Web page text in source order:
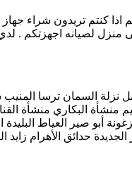
كنتم تريدون شراء
ساعه , فى تلقى شكواكم , وايضا يصلكم الفنيين الى
نزلة السمان ترسا
منشأة البكاري منشأة
أبو صير العياط البليدة